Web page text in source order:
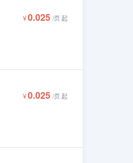
￥0.025 /页 起
￥0.025 /页 起